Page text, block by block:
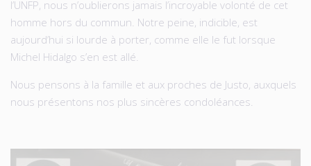
l’UNFP, nous n’oublierons jamais l’incroyable volonté de cet
homme hors du commun. Notre peine, indicible, est
aujourd’hui si lourde à porter, comme elle le fut lorsque
Michel Hidalgo s’en est allé.
Nous pensons à la famille et aux proches de Justo, auxquels
nous présentons nos plus sincères condoléances.